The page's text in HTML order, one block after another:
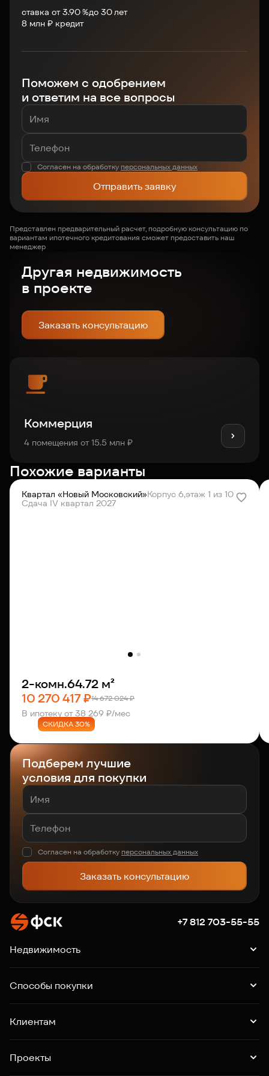
ставка от 3.90 %до 30лет
8 млн ₽ кредит
Поможем с одобрением
и ответим на все вопросы
Согласен на обработку персональных данных
Отправить заявку
Представлен предварительный расчет, подробную консультацию по
вариантам ипотечного кредитования сможет предоставить наш
менеджер
Другая недвижимость
в проекте
Заказать консультацию
Коммерция
4 помещения от 15.5 млн ₽
Похожие варианты
Квартал «Новый Московский»Корпус 6,этаж 1 из 10
Сдача IV квартал 2027
2-комн.64.72 м²
10 270 417 ₽14 672 024 ₽
В ипотеку от 38 269 ₽/мес
СКИДКА 30%
Подберем лучшие
условия для покупки
Согласен на обработку персональных данных
Заказать консультацию
+7 812 703-55-55
Недвижимость
Квартиры
Машино-места
Коммерция
Способы покупки
Ипотека
Trade-in
Господдержка
Клиентам
Выдача ключей
Контакты
Проекты